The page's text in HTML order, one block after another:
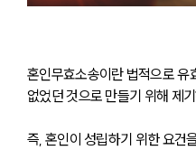
혼인무효소송이란 법적으로 유
없었던 것으로 만들기 위해 제
즉, 혼인이 성립하기 위한 요건